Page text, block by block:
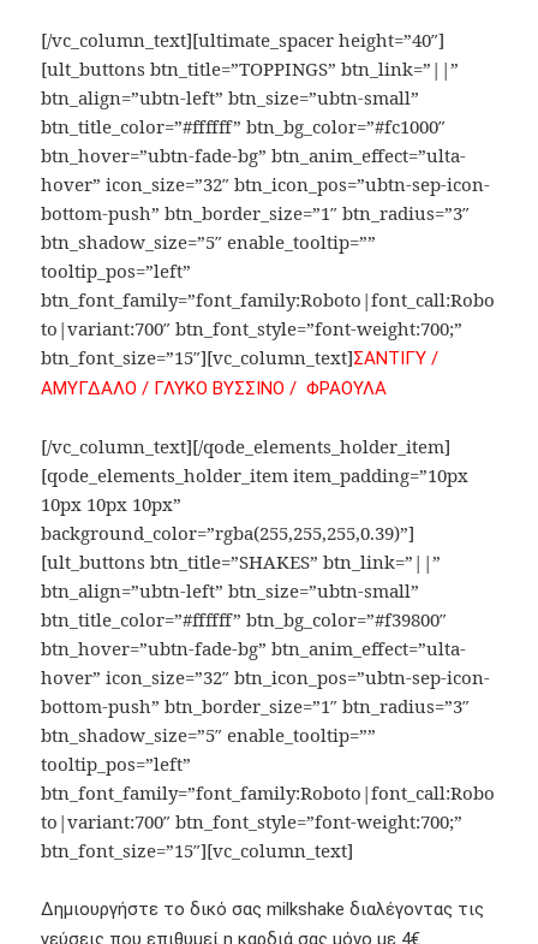
[/vc_column_text][ultimate_spacer height=”40″]
[ult_buttons btn_title=”TOPPINGS” btn_link=”||”
btn_align=”ubtn-left” btn_size=”ubtn-small”
btn_title_color=”#ffffff” btn_bg_color=”#fc1000″
btn_hover=”ubtn-fade-bg” btn_anim_effect=”ulta-
hover” icon_size=”32″ btn_icon_pos=”ubtn-sep-icon-
bottom-push” btn_border_size=”1″ btn_radius=”3″
btn_shadow_size=”5″ enable_tooltip=””
tooltip_pos=”left”
btn_font_family=”font_family:Roboto|font_call:Robo
to|variant:700″ btn_font_style=”font-weight:700;”
btn_font_size=”15″][vc_column_text]ΣΑΝΤΙΓΥ /
ΑΜΥΓΔΑΛΟ / ΓΛΥΚΟ ΒΥΣΣΙΝΟ / ΦΡΑΟΥΛΑ
[/vc_column_text][/qode_elements_holder_item]
[qode_elements_holder_item item_padding=”10px
10px 10px 10px”
background_color=”rgba(255,255,255,0.39)”]
[ult_buttons btn_title=”SHAKES” btn_link=”||”
btn_align=”ubtn-left” btn_size=”ubtn-small”
btn_title_color=”#ffffff” btn_bg_color=”#f39800″
btn_hover=”ubtn-fade-bg” btn_anim_effect=”ulta-
hover” icon_size=”32″ btn_icon_pos=”ubtn-sep-icon-
bottom-push” btn_border_size=”1″ btn_radius=”3″
btn_shadow_size=”5″ enable_tooltip=””
tooltip_pos=”left”
btn_font_family=”font_family:Roboto|font_call:Robo
to|variant:700″ btn_font_style=”font-weight:700;”
btn_font_size=”15″][vc_column_text]
Δημιουργήστε το δικό σας milkshake διαλέγοντας τις
γεύσεις που επιθυμεί η καρδιά σας μόνο με 4€